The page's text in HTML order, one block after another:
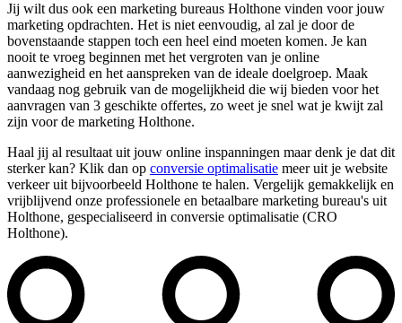
Jij wilt dus ook een marketing bureaus Holthone vinden voor jouw
marketing opdrachten. Het is niet eenvoudig, al zal je door de
bovenstaande stappen toch een heel eind moeten komen. Je kan
nooit te vroeg beginnen met het vergroten van je online
aanwezigheid en het aanspreken van de ideale doelgroep. Maak
vandaag nog gebruik van de mogelijkheid die wij bieden voor het
aanvragen van 3 geschikte offertes, zo weet je snel wat je kwijt zal
zijn voor de marketing Holthone.
Haal jij al resultaat uit jouw online inspanningen maar denk je dat dit
sterker kan? Klik dan op conversie optimalisatie meer uit je website
verkeer uit bijvoorbeeld Holthone te halen. Vergelijk gemakkelijk en
vrijblijvend onze professionele en betaalbare marketing bureau's uit
Holthone, gespecialiseerd in conversie optimalisatie (CRO
Holthone).